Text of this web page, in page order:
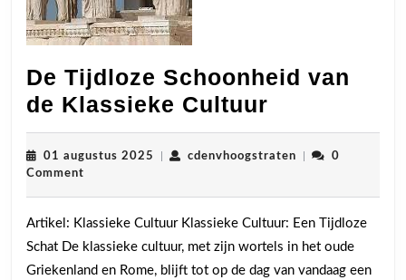
De Tijdloze Schoonheid van
de Klassieke Cultuur
Tijdloze
Schoonheid
de
Klassieke
Cultuur
01 augustus 2025 01
cdenvhoogstratencdenvhoogstraten
0
Comment
Artikel: Klassieke Cultuur Klassieke Cultuur: Een Tijdloze
Schat De klassieke cultuur, met zijn wortels in het oude
Griekenland en Rome, blijft tot op de dag van vandaag een